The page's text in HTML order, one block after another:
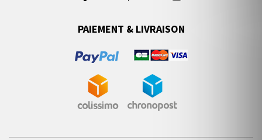
PAIEMENT & LIVRAISON